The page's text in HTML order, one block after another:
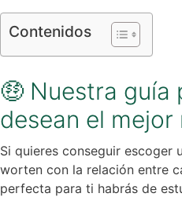
Contenidos
🤑 Nuestra guía
desean el
Si quieres conseguir escoger
worten con la relación entre
perfecta para ti habrás de